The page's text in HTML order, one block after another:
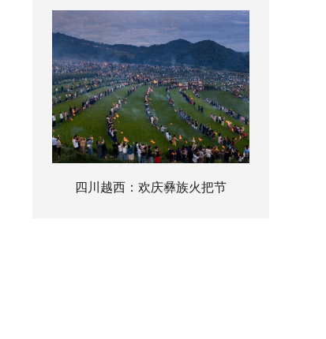
四川越西：欢庆彝族火把节